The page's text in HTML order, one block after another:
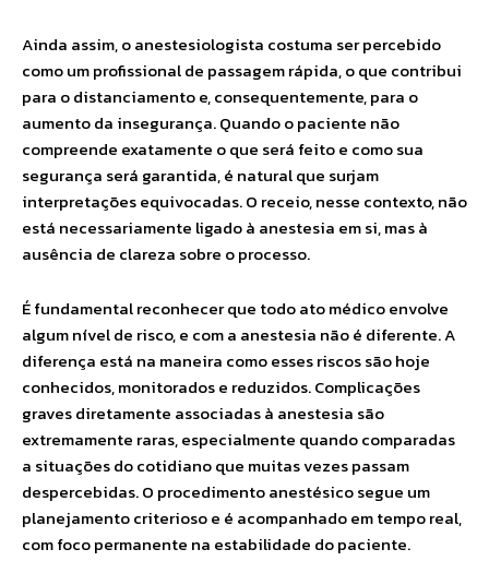
Ainda assim, o anestesiologista costuma ser percebido
como um profissional de passagem rápida, o que contribui
para o distanciamento e, consequentemente, para o
aumento da insegurança. Quando o paciente não
compreende exatamente o que será feito e como sua
segurança será garantida, é natural que surjam
interpretações equivocadas. O receio, nesse contexto, não
está necessariamente ligado à anestesia em si, mas à
ausência de clareza sobre o processo.
É fundamental reconhecer que todo ato médico envolve
algum nível de risco, e com a anestesia não é diferente. A
diferença está na maneira como esses riscos são hoje
conhecidos, monitorados e reduzidos. Complicações
graves diretamente associadas à anestesia são
extremamente raras, especialmente quando comparadas
a situações do cotidiano que muitas vezes passam
despercebidas. O procedimento anestésico segue um
planejamento criterioso e é acompanhado em tempo real,
com foco permanente na estabilidade do paciente.